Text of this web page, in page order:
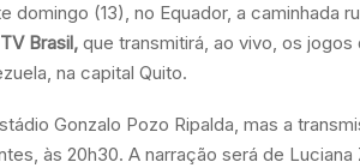
(13), no Equador, a caminhada
TV Brasil, que transmitirá, ao vivo, os
na capital Quito.
Gonzalo Pozo Ripalda, mas a
às 20h30. A narração será de